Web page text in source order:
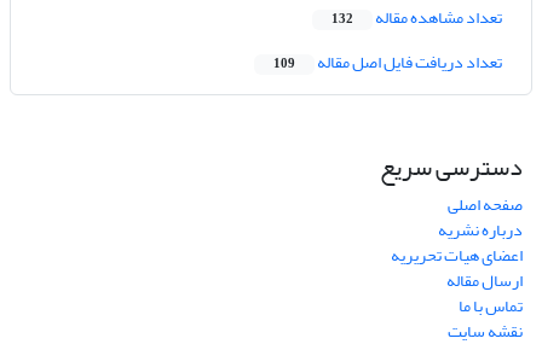
تعداد مشاهده مقاله 132
تعداد دریافت فایل اصل مقاله 109
دسترسی سریع
صفحه اصلی
درباره نشریه
اعضای هیات تحریریه
ارسال مقاله
تماس با ما
نقشه سایت